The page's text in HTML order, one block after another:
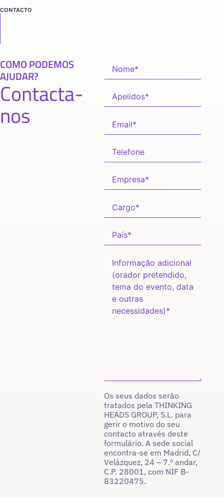
CONTACTO
COMO PODEMOS
AJUDAR?
Contacta-
nos
Os seus dados serão
tratados pela THINKING
HEADS GROUP, S.L. para
gerir o motivo do seu
contacto através deste
formulário. A sede social
encontra-se em Madrid, C/
Velázquez, 24 – 7.º andar,
C.P. 28001, com NIF B-
83220475.